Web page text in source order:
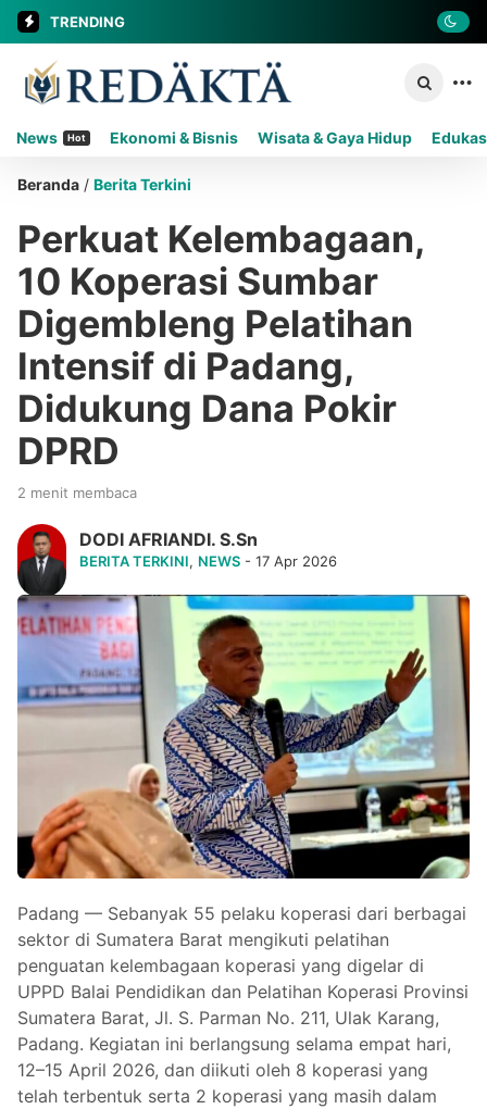
TRENDING
News Hot Ekonomi & Bisnis Wisata & Gaya Hidup
Beranda / Berita Terkini
Perkuat Kelembagaan,
10 Koperasi Sumbar
Digembleng Pelatihan
Intensif di Padang,
Didukung Dana Pokir
DPRD
2 menit membaca
DODI AFRIANDI. S.Sn
BERITA TERKINI, NEWS - 17 Apr 2026
Padang — Sebanyak 55 pelaku koperasi dari berbagai
sektor di Sumatera Barat mengikuti pelatihan
penguatan kelembagaan koperasi yang digelar di
UPPD Balai Pendidikan dan Pelatihan Koperasi Provinsi
Sumatera Barat, Jl. S. Parman No. 211, Ulak Karang,
Padang. Kegiatan ini berlangsung selama empat hari,
12–15 April 2026, dan diikuti oleh 8 koperasi yang
telah terbentuk serta 2 koperasi yang masih dalam